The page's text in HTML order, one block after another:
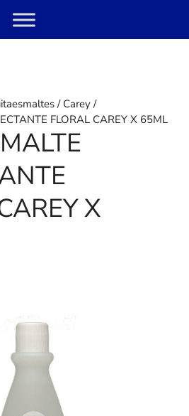
/ Carey/
FLORAL CAREY X 65ML
X